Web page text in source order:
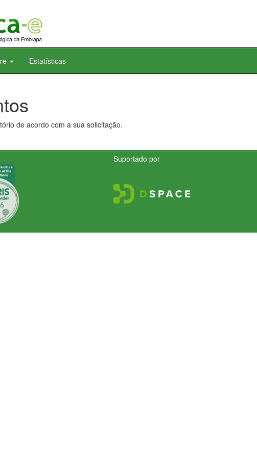
Estatísticas
de acordo com a sua solicitação.
Suportado por